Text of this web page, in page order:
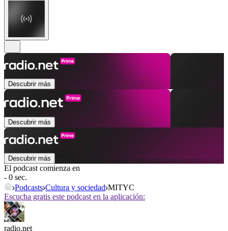
Descubrir más
Descubrir más
Descubrir más
El podcast comienza en
- 0 sec.
Podcasts Cultura y sociedad MITYC
Escucha gratis este podcast en la aplicación:
radio.net